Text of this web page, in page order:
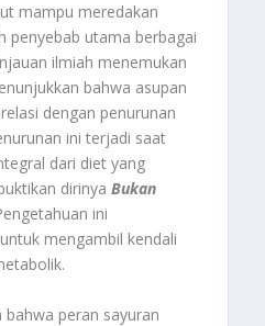
mampu meredakan
penyebab utama berbagai
ilmiah menemukan
bahwa asupan
dengan penurunan
ini terjadi saat
dari diet yang
dirinyaBukan
ini
mengambil kendali
bahwa peran sayuran